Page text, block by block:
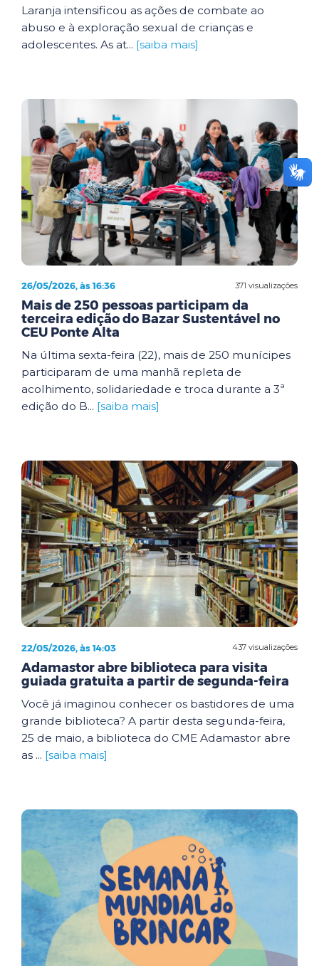
Laranja intensificou as ações de combate ao
abuso e à exploração sexual de crianças e
adolescentes. As at... [saiba mais]
371 visualizações
26/05/2026, às 16:36
Mais de 250 pessoas participam da
terceira edição do Bazar Sustentável no
CEU Ponte Alta
Na última sexta-feira (22), mais de 250 munícipes
participaram de uma manhã repleta de
acolhimento, solidariedade e troca durante a 3ª
edição do B... [saiba mais]
437 visualizações
22/05/2026, às 14:03
Adamastor abre biblioteca para visita
guiada gratuita a partir de segunda-feira
Você já imaginou conhecer os bastidores de uma
grande biblioteca? A partir desta segunda-feira,
25 de maio, a biblioteca do CME Adamastor abre
as ... [saiba mais]